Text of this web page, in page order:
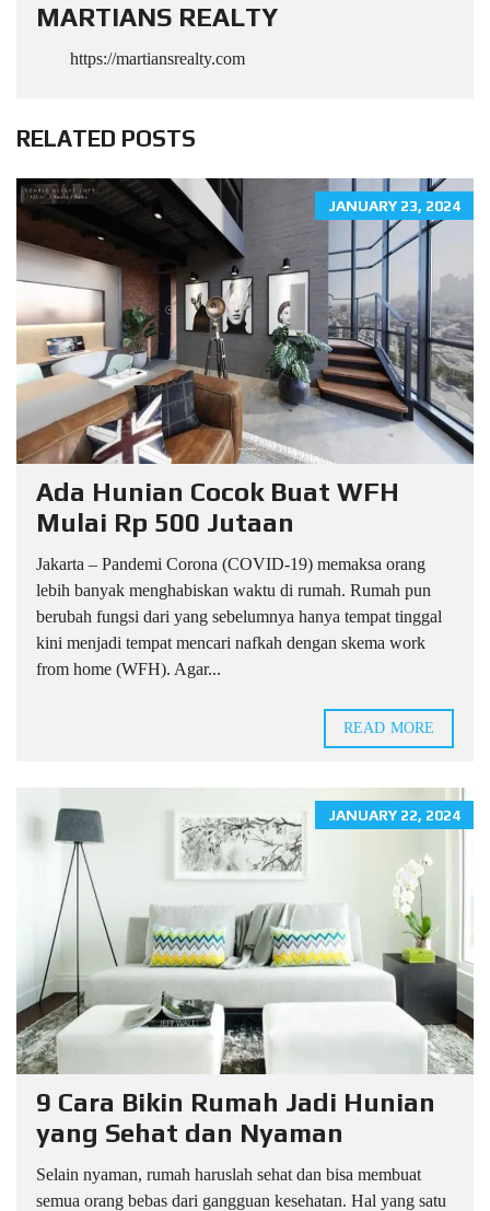
MARTIANS REALTY
https://martiansrealty.com
RELATED POSTS
JANUARY 23, 2024
Ada Hunian Cocok Buat WFH
Mulai Rp 500 Jutaan
Jakarta – Pandemi Corona (COVID-19) memaksa orang
lebih banyak menghabiskan waktu di rumah. Rumah pun
berubah fungsi dari yang sebelumnya hanya tempat tinggal
kini menjadi tempat mencari nafkah dengan skema work
from home (WFH). Agar...
READ MORE
JANUARY 22, 2024
9 Cara Bikin Rumah Jadi Hunian
yang Sehat dan Nyaman
Selain nyaman, rumah haruslah sehat dan bisa membuat
semua orang bebas dari gangguan kesehatan. Hal yang satu